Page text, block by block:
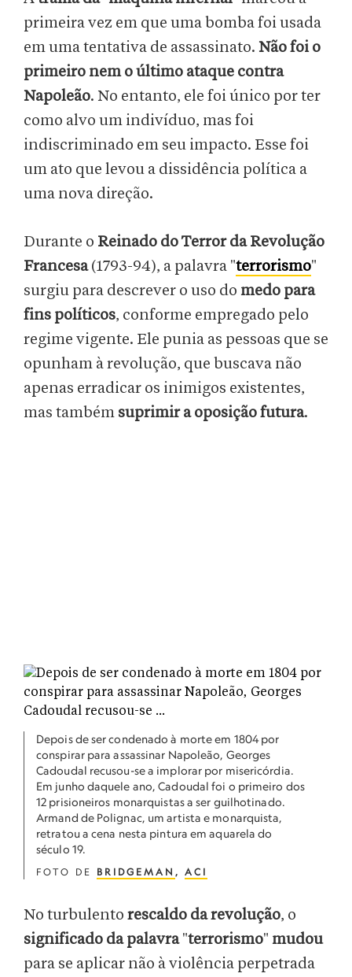
primeira vez em que uma bomba foi usada
em uma tentativa de assassinato. Não foi o
primeiro nem o último ataque contra
Napoleão. No entanto, ele foi único por ter
como alvo um indivíduo, mas foi
indiscriminado em seu impacto. Esse foi
um ato que levou a dissidência política a
uma nova direção.
Durante o Reinado do Terror da Revolução
Francesa(1793-94), a palavra "terrorismo"
surgiu para descrever o uso do medo para
fins políticos, conforme empregado pelo
regime vigente. Ele punia as pessoas que se
opunham à revolução, que buscava não
apenas erradicar os inimigos existentes,
mas também suprimir a oposição futura.
Depois de ser condenado à morte em 1804 por
conspirar para assassinar Napoleão, Georges
Cadoudal recusou-se a implorar por misericórdia.
Em junho daquele ano, Cadoudal foi o primeiro dos
12 prisioneiros monarquistas a ser guilhotinado.
Armand de Polignac, um artista e monarquista,
retratou a cena nesta pintura em aquarela do
século 19.
FOTO DE BRIDGEMAN , ACI
No turbulento rescaldo da revolução, o
significado da palavra"terrorismo" mudou
para se aplicar não à violência perpetrada